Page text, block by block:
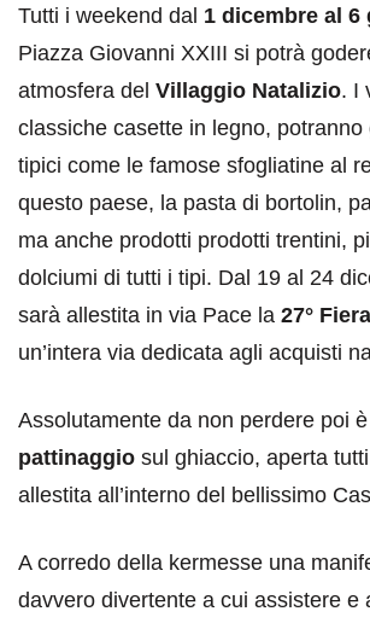
Tutti i weekend dal 1 dicembre al 6
Piazza Giovanni XXIII si potrà
atmosfera del Villaggio Natalizio. I
classiche casette in legno, potranno
tipici come le famose sfogliatine al
questo paese, la pasta di bortolin,
ma anche prodotti prodotti trentini,
dolciumi di tutti i tipi. Dal 19 al 24
sarà allestita in via Pace la 27°
un’intera via dedicata agli acquisti
Assolutamente da non perdere poi
pattinaggio sul ghiaccio, aperta
allestita all’interno del bellissimo
A corredo della kermesse una
davvero divertente a cui assistere e